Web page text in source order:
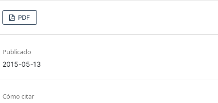
PDF
Publicado
2015-05-13
Cómo citar